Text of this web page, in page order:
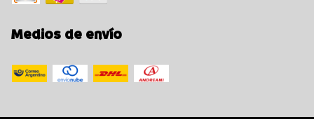
Medios de envío